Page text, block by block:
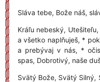
Sláva tebe, Bože náš,
Kráľu nebeský,
a všetko naplňuješ, *
a prebývaj v nás, *
spas, Dobrotivý, naše
Svätý Bože, Svätý Silný,